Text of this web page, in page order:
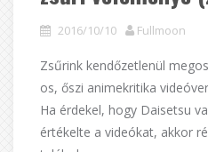
2016/10/10 Fullmoon
Zsűrink kendőzetlenül
os, őszi animekritika
Ha érdekel, hogy Daisetsu
értékelte a videókat, akkor